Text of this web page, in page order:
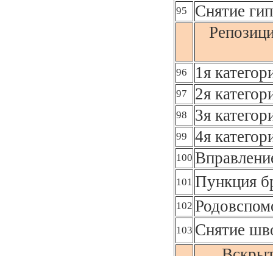
95
Снятие
96 1я
97 2я
98 3я
99 4я
100
101 Пункция
102
103 Снятие